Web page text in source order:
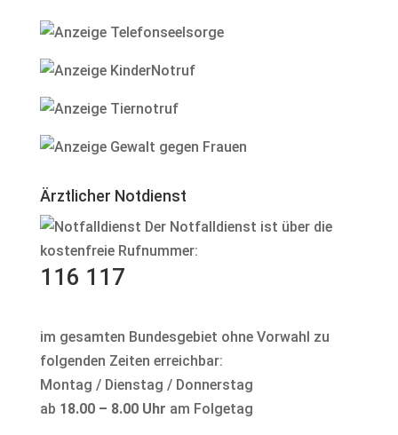
Ärztlicher Notdienst
Der Notfalldienst ist über die
kostenfreie Rufnummer:
116 117
im gesamten Bundesgebiet ohne Vorwahl zu
folgenden Zeiten erreichbar:
Montag / Dienstag / Donnerstag
ab 18.00 – 8.00 Uhr am Folgetag